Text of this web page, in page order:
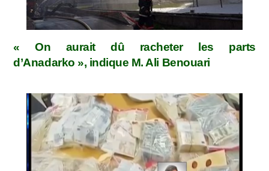
« On aurait dû racheter les parts
d’Anadarko », indique M. Ali Benouari